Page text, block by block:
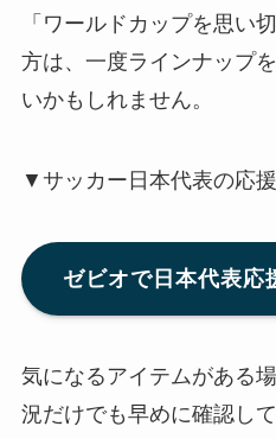
「ワールドカップを思い
方は、一度ラインナップ
いかもしれません。
▼サッカー日本代表の応
ゼビオで日本代表応
気になるアイテムがある
況だけでも早めに確認し